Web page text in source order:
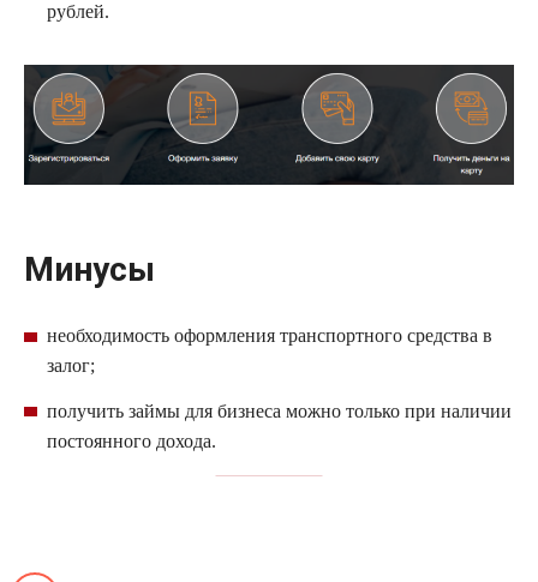
рублей.
Минусы
необходимость оформления транспортного средства в
залог;
получить займы для бизнеса можно только при наличии
постоянного дохода.